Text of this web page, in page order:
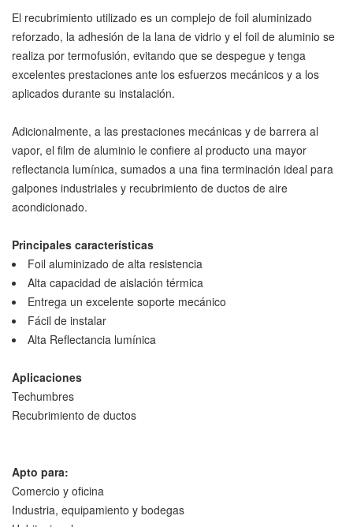
El recubrimiento utilizado es un complejo de foil aluminizado
reforzado, la adhesión de la lana de vidrio y el foil de aluminio se
realiza por termofusión, evitando que se despegue y tenga
excelentes prestaciones ante los esfuerzos mecánicos y a los
aplicados durante su instalación.
Adicionalmente, a las prestaciones mecánicas y de barrera al
vapor, el film de aluminio le confiere al producto una mayor
reflectancia lumínica, sumados a una fina terminación ideal para
galpones industriales y recubrimiento de ductos de aire
acondicionado.
Principales características
Foil aluminizado de alta resistencia
Alta capacidad de aislación térmica
Entrega un excelente soporte mecánico
Fácil de instalar
Alta Reflectancia lumínica
Aplicaciones
Techumbres
Recubrimiento de ductos
Apto para:
Comercio y oficina
Industria, equipamiento y bodegas